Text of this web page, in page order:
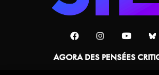
AGORA DES PENSÉES